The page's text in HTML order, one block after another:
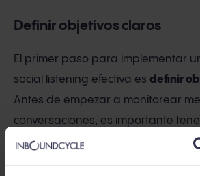
Definir objetivos claros
El primer paso para implementar
social listening efectiva es definir
Antes de empezar a monitorear
conversaciones, es importante
se quiere lograr con esta técnica.